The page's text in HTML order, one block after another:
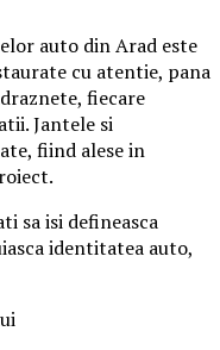
auto din Arad este
cu atentie, pana
fiecare
Jantele si
fiind alese in
sa isi defineasca
identitatea auto,